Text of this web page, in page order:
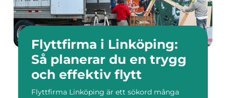
Flyttfirma i Linköping:
Så planerar du en trygg
och effektiv flytt
Flyttfirma Linköping är ett sökord många